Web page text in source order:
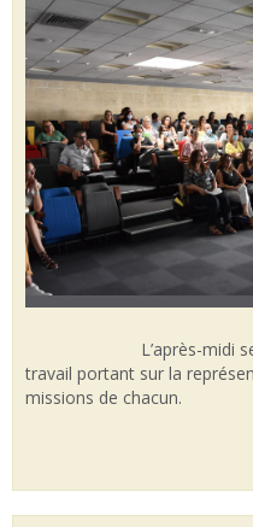
L’après-midi sera
travail portant sur la
missions de chacun.